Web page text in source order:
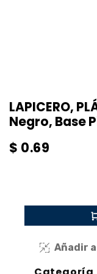
LAPICERO,
Negro, Base
$ 0.69
Añadir